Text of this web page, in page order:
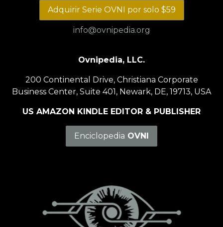
Adquirir Serie OVNI por solo $59
info@ovnipedia.org
Ovnipedia, LLC.
200 Continental Drive, Christiana Corporate
Business Center, Suite 401, Newark, DE, 19713, USA
US AMAZON KINDLE EDITOR & PUBLISHER
Enciclopedia OVNI